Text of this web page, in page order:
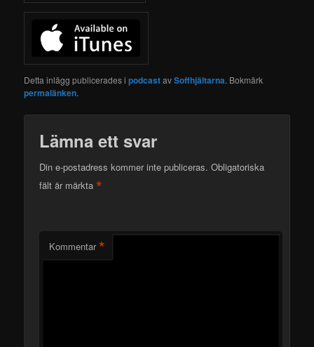
Detta inlägg publicerades ipodcastavSoffhjältarna. Bokmärk
permalänken.
Lämna ett svar
Din e-postadress kommer inte publiceras. Obligatoriska
fält är märkta*
Kommentar *